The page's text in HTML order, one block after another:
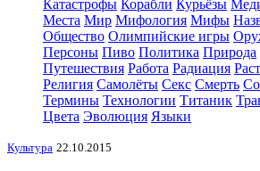
Катастрофы Корабли Курьёзы
Места Мир Мифология Мифы
Общество Олимпийские игры
Персоны Пиво Политика Природа
Путешествия Работа Радиация
Религия Самолёты Секс Смерть
Термины Технологии Титаник
Цвета Эволюция Языки
Культура 22.10.2015